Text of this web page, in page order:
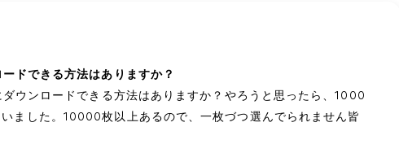
ドできる方法はありますか？
ウンロードできる方法はありますか？やろうと思ったら、1000
ました。10000枚以上あるので、一枚づつ選んでられません皆